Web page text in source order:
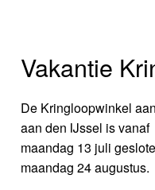
Vakantie
De Kringloopwinkel
aan den IJssel is vanaf
maandag 13 juli
maandag 24 augustus.